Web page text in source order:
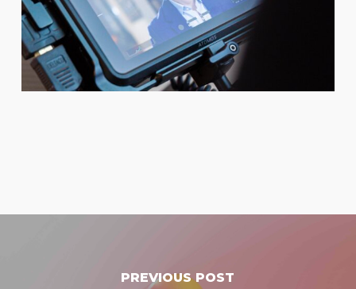
PREVIOUS POST